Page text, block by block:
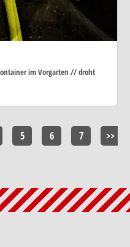
im Vorgarten // droht
5 6 7 >>